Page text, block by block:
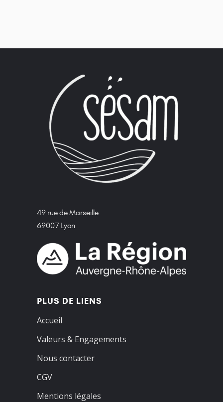
49 rue de Marseille
69007 Lyon
PLUS DE LIENS
Accueil
Valeurs & Engagements
Nous contacter
CGV
Mentions légales